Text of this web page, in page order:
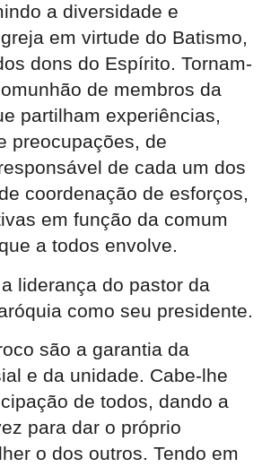
a diversidade e
em virtude do Batismo,
dons do Espírito. Tornam-
de membros da
partilham experiências,
preocupações, de
de cada um dos
coordenação de esforços,
em função da comum
a todos envolve.
liderança do pastor da
como seu presidente.
são a garantia da
e da unidade. Cabe-lhe
de todos, dando a
para dar o próprio
o dos outros. Tendo em